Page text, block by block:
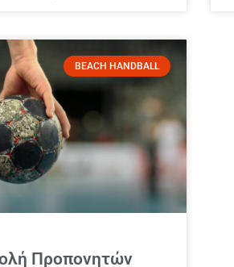
BEACH HANDBALL
Προπονητών